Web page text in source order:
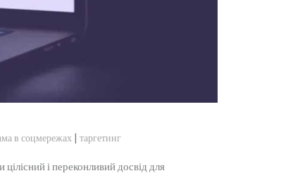
в соцмережах | таргетинг
і переконливий досвід для